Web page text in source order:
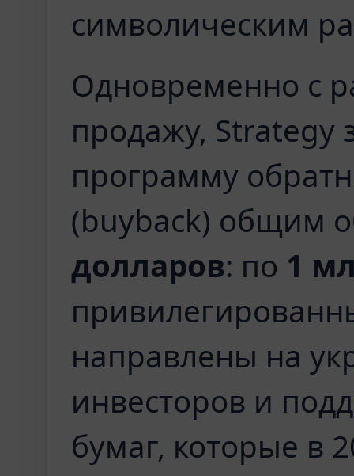
символическим
Одновременно с
продажу, Strategy
программу
(buyback) общим
долларов: по 1
направлены на
инвесторов и
бумаг, которые в